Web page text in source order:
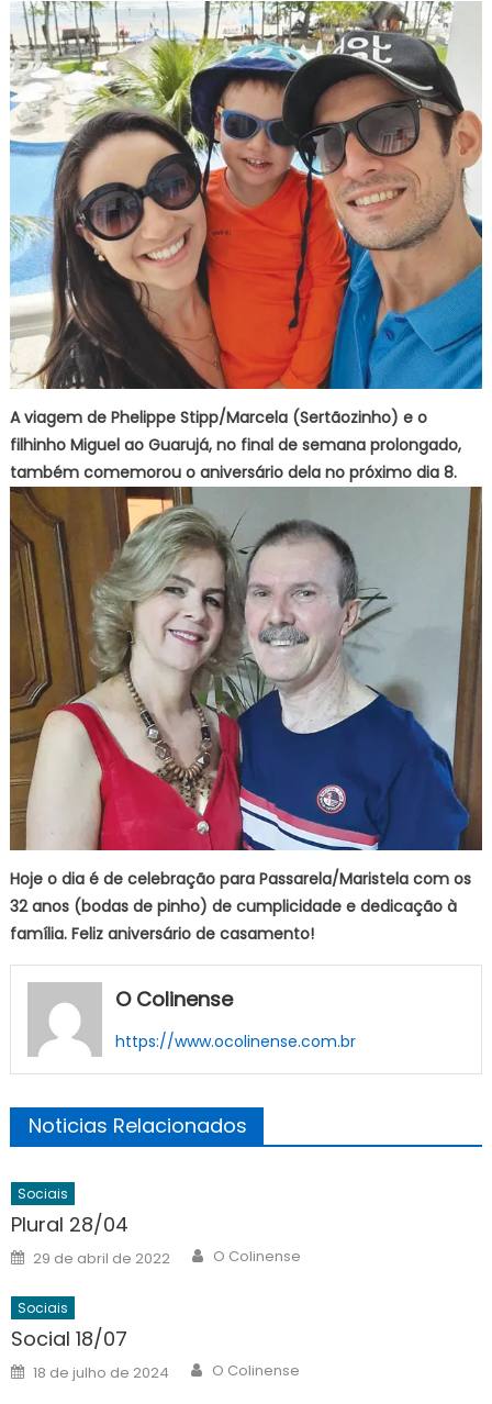
A viagem de Phelippe Stipp/Marcela (Sertãozinho) e o
filhinho Miguel ao Guarujá, no final de semana prolongado,
também comemorou o aniversário dela no próximo dia 8.
Hoje o dia é de celebração para Passarela/Maristela com os
32 anos (bodas de pinho) de cumplicidade e dedicação à
família. Feliz aniversário de casamento!
O Colinense
https://www.ocolinense.com.br
Noticias Relacionados
Sociais
Plural 28/04
Posted
on
29 de abril de 2022 Author
O Colinense
Sociais
Social 18/07
Posted
on
18 de julho de 2024 Author
O Colinense